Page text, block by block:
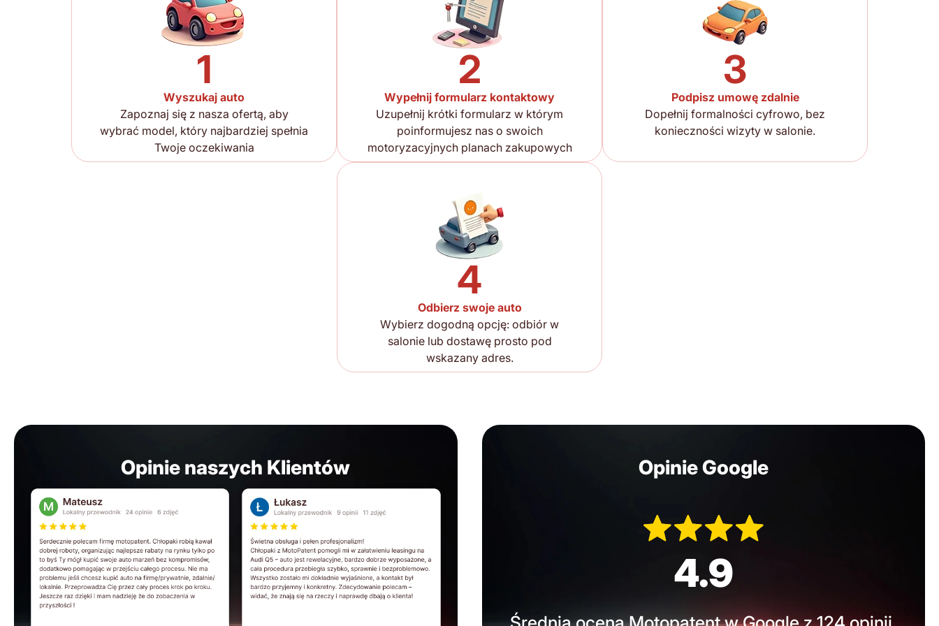
1
Wyszukaj auto
Zapoznaj się z nasza ofertą, aby
wybrać model, który najbardziej spełnia
Twoje oczekiwania
2
Wypełnij formularz kontaktowy
Uzupełnij krótki formularz w którym
poinformujesz nas o swoich
motoryzacyjnych planach zakupowych
3
Podpisz umowę zdalnie
Dopełnij formalności cyfrowo, bez
konieczności wizyty w salonie.
4
Odbierz swoje auto
Wybierz dogodną opcję: odbiór w
salonie lub dostawę prosto pod
wskazany adres.
Opinie naszych Klientów Opinie Google
4.9